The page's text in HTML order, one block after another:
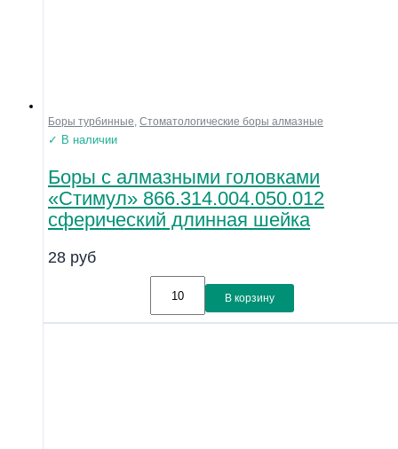
Боры турбинные Стоматологические боры алмазные
✓ В наличии
Боры с алмазными головками
«Стимул» 866.314.004.050.012
сферический длинная шейка
28 руб
В корзину